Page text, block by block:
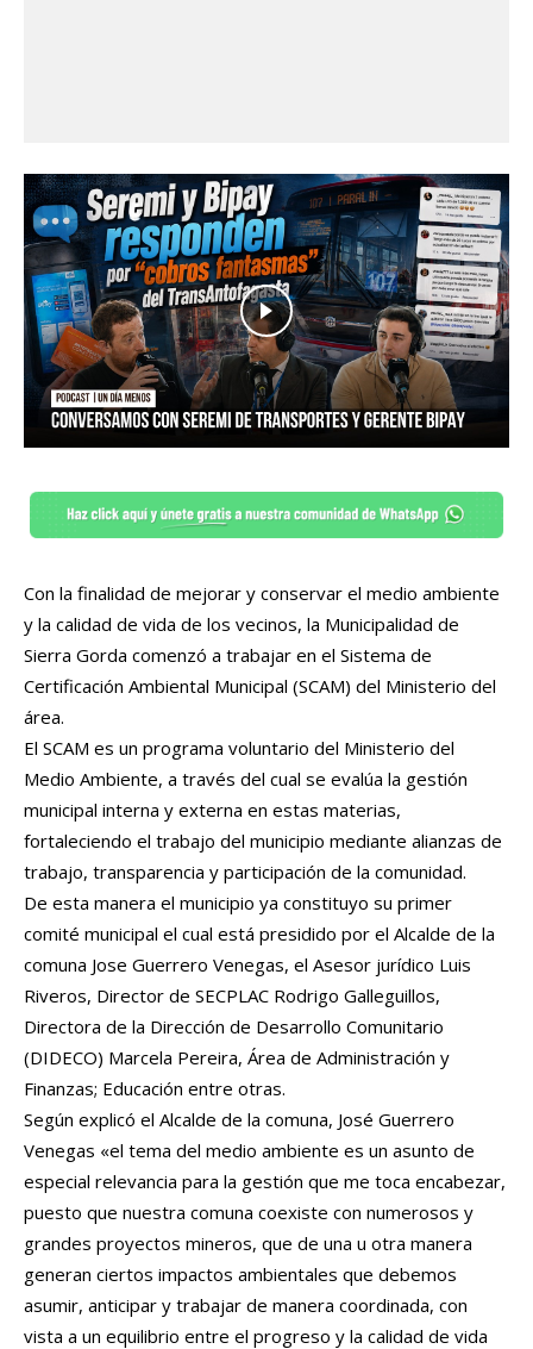
Con la finalidad de mejorar y conservar el medio ambiente
y la calidad de vida de los vecinos, la Municipalidad de
Sierra Gorda comenzó a trabajar en el Sistema de
Certificación Ambiental Municipal (SCAM) del Ministerio del
área.
El SCAM es un programa voluntario del Ministerio del
Medio Ambiente, a través del cual se evalúa la gestión
municipal interna y externa en estas materias,
fortaleciendo el trabajo del municipio mediante alianzas de
trabajo, transparencia y participación de la comunidad.
De esta manera el municipio ya constituyo su primer
comité municipal el cual está presidido por el Alcalde de la
comuna Jose Guerrero Venegas, el Asesor jurídico Luis
Riveros, Director de SECPLAC Rodrigo Galleguillos,
Directora de la Dirección de Desarrollo Comunitario
(DIDECO) Marcela Pereira, Área de Administración y
Finanzas; Educación entre otras.
Según explicó el Alcalde de la comuna, José Guerrero
Venegas «el tema del medio ambiente es un asunto de
especial relevancia para la gestión que me toca encabezar,
puesto que nuestra comuna coexiste con numerosos y
grandes proyectos mineros, que de una u otra manera
generan ciertos impactos ambientales que debemos
asumir, anticipar y trabajar de manera coordinada, con
vista a un equilibrio entre el progreso y la calidad de vida